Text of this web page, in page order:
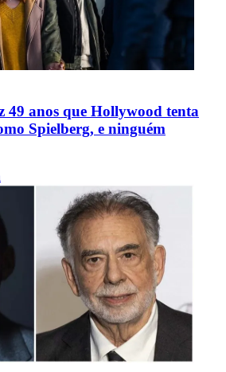
49 anos que Hollywood tenta
Spielberg, e ninguém